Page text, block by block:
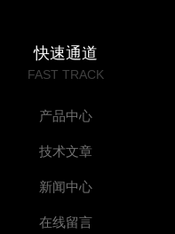
快速通道
FAST TRACK
产品中心
技术文章
新闻中心
在线留言